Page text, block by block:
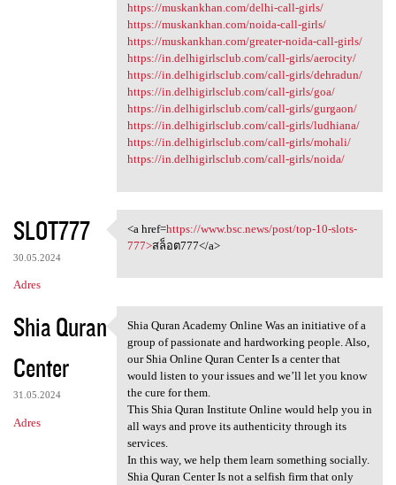
https://muskankhan.com/delhi-call-girls/
https://muskankhan.com/noida-call-girls/
https://muskankhan.com/greater-noida-call-girls/
https://in.delhigirlsclub.com/call-girls/aerocity/
https://in.delhigirlsclub.com/call-girls/dehradun/
https://in.delhigirlsclub.com/call-girls/goa/
https://in.delhigirlsclub.com/call-girls/gurgaon/
https://in.delhigirlsclub.com/call-girls/ludhiana/
https://in.delhigirlsclub.com/call-girls/mohali/
https://in.delhigirlsclub.com/call-girls/noida/
SLOT777
30.05.2024
Adres
<a href=https://www.bsc.news
<a href=https://www.bsc.news/post/top-10-slots-
777>สล็อต777</a>
Shia Quran
Center
31.05.2024
Adres
Shia Quran Academy Online Was
Shia Quran Academy Online Was an initiative of a
group of passionate and hardworking people. Also,
our Shia Online Quran Center Is a center that
would listen to your issues and we’ll let you know
the cure for them.
This Shia Quran Institute Online would help you in
all ways and prove its authenticity through its
services.
In this way, we help them learn something socially.
Shia Quran Center Is not a selfish firm that only